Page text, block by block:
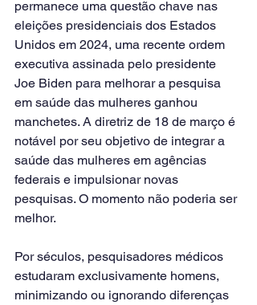
permanece uma questão chave nas
eleições presidenciais dos Estados
Unidos em 2024, uma recente ordem
executiva assinada pelo presidente
Joe Biden para melhorar a pesquisa
em saúde das mulheres ganhou
manchetes. A diretriz de 18 de março é
notável por seu objetivo de integrar a
saúde das mulheres em agências
federais e impulsionar novas
pesquisas. O momento não poderia ser
melhor.
Por séculos, pesquisadores médicos
estudaram exclusivamente homens,
minimizando ou ignorando diferenças